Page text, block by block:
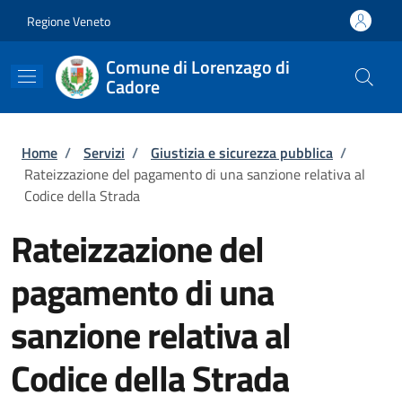
Regione Veneto
Comune di Lorenzago di
Cadore
Briciole di pane
Home / Servizi / Giustizia e sicurezza pubblica /
Rateizzazione del pagamento di una sanzione relativa al
Codice della Strada
Rateizzazione del
pagamento di una
sanzione relativa al
Codice della Strada